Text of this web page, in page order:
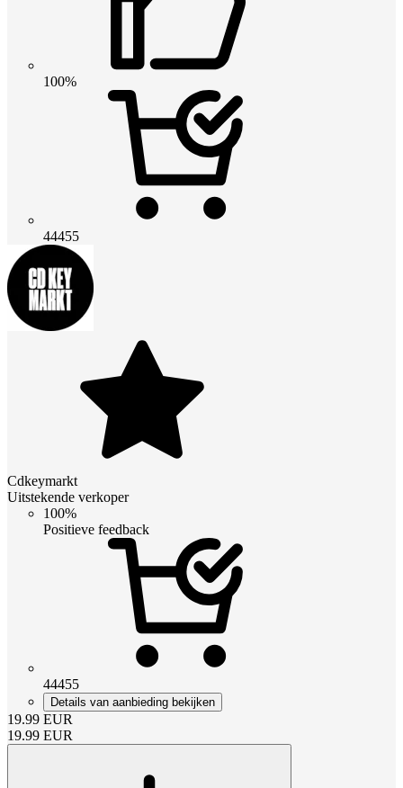
100%
44455
Cdkeymarkt
Uitstekende verkoper
100%
Positieve feedback
44455
Details van aanbieding bekijken
19.99 EUR
19.99 EUR